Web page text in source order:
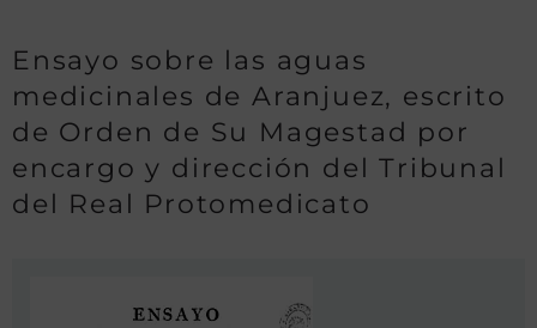
Ensayo sobre las aguas
medicinales de Aranjuez, escrito
de Orden de Su Magestad por
encargo y dirección del Tribunal
del Real Protomedicato